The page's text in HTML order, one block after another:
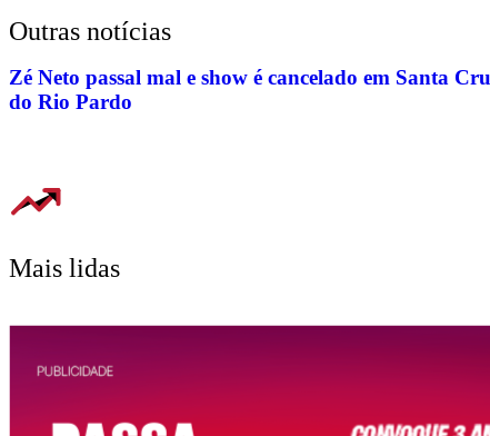
Outras notícias
Zé Neto passal mal e show é cancelado em Santa
do Rio Pardo
Mais lidas